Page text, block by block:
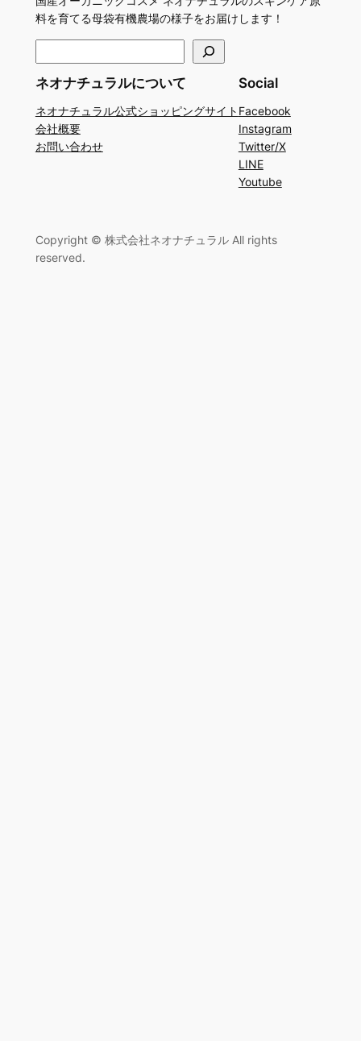
料を育てる母袋有機農場の様子をお届けします！
ネオナチュラルについて
ネオナチュラル公式ショッピングサイト
会社概要
お問い合わせ
Social
Facebook
Instagram
Twitter/X
LINE
Youtube
Copyright © 株式会社ネオナチュラル All rights
reserved.